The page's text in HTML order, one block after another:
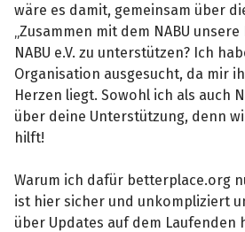
wäre es damit, gemeinsam über
„Zusammen mit dem NABU
NABU e.V. zu unterstützen? Ich
Organisation ausgesucht, da mir
Herzen liegt. Sowohl ich als auch
über deine Unterstützung, denn
hilft!
Warum ich dafür betterplace.org
ist hier sicher und unkompliziert
über Updates auf dem Laufenden